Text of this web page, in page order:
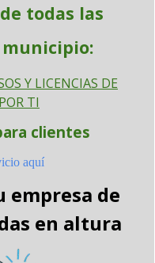
todas las
Y LICENCIAS DE
TI
clientes
aquí
empresa de
en altura